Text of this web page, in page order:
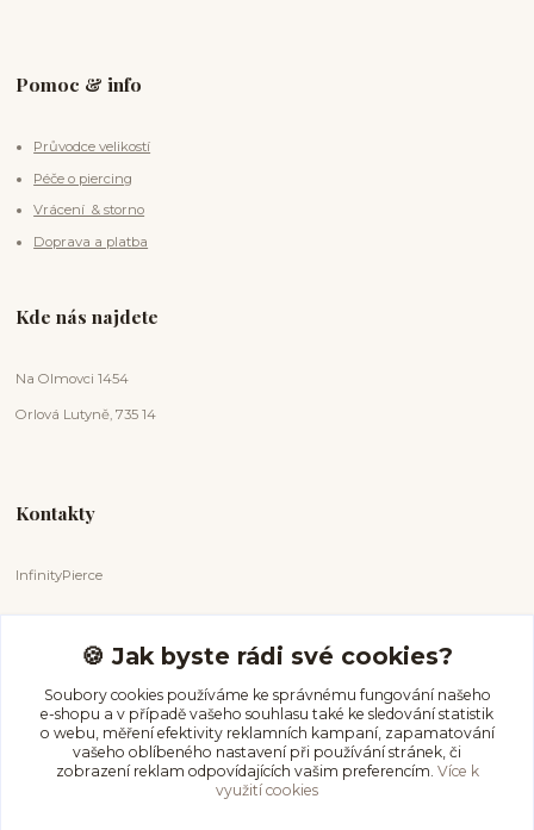
Pomoc & info
Průvodce velikostí
Péče o piercing
Vrácení & storno
Doprava a platba
Kde nás najdete
Na Olmovci 1454
Orlová Lutyně, 735 14
Kontakty
InfinityPierce
+420 731 681 038
(Po-Ne, 9-18 hod.)
info@infinitypierce.cz
🍪 Jak byste rádi své cookies?
Soubory cookies používáme ke správnému fungování našeho
e-shopu a v případě vašeho souhlasu také ke sledování statistik
o webu, měření efektivity reklamních kampaní, zapamatování
vašeho oblíbeného nastavení při používání stránek, či
zobrazení reklam odpovídajících vašim preferencím. Více k
využití cookies